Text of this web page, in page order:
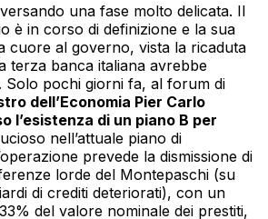
una fase molto delicata. Il
è in corso di definizione e la sua
cuore al governo, vista la ricaduta
terza banca italiana avrebbe
Solo pochi giorni fa, al forum di
dell’Economia Pier Carlo
l’esistenza di un piano B per
nell’attuale piano di
prevede la dismissione di
lorde del Montepaschi (su
di crediti deteriorati), con un
del valore nominale dei prestiti,